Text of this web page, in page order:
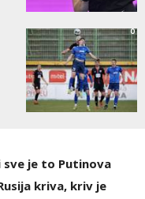
0
sve je to Putinova
kriva, kriv je